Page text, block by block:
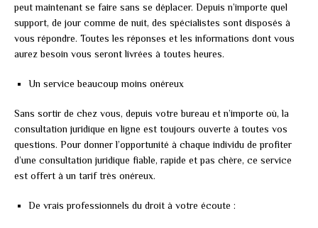
peut maintenant se faire sans se déplacer. Depuis n’importe quel
support, de jour comme de nuit, des spécialistes sont disposés à
vous répondre. Toutes les réponses et les informations dont vous
aurez besoin vous seront livrées à toutes heures.
Un service beaucoup moins onéreux
Sans sortir de chez vous, depuis votre bureau et n’importe où, la
consultation juridique en ligne est toujours ouverte à toutes vos
questions. Pour donner l’opportunité à chaque individu de profiter
d’une consultation juridique fiable, rapide et pas chère, ce service
est offert à un tarif très onéreux.
De vrais professionnels du droit à votre écoute :